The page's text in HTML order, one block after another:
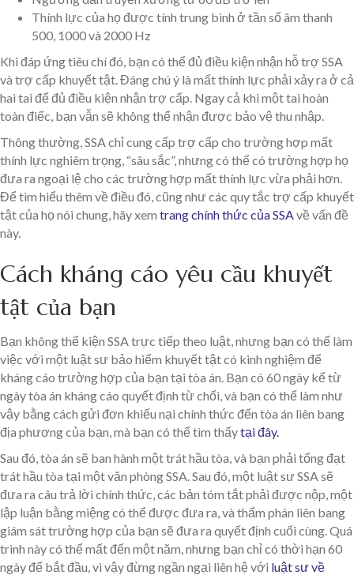
Thính lực của họ được tính trung bình ở tần số âm thanh
500, 1000 và 2000 Hz
Khi đáp ứng tiêu chí đó, bạn có thể đủ điều kiện nhận hỗ trợ SSA
và trợ cấp khuyết tật. Đáng chú ý là mất thính lực phải xảy ra ở cả
hai tai để đủ điều kiện nhận trợ cấp. Ngay cả khi một tai hoàn
toàn điếc, bạn vẫn sẽ không thể nhận được bảo vệ thu nhập.
Thông thường, SSA chỉ cung cấp trợ cấp cho trường hợp mất
thính lực nghiêm trọng, “sâu sắc”, nhưng có thể có trường hợp họ
đưa ra ngoại lệ cho các trường hợp mất thính lực vừa phải hơn.
Để tìm hiểu thêm về điều đó, cũng như các quy tắc trợ cấp khuyết
tật của họ nói chung, hãy xem trang chính thức của SSAvề vấn đề
này.
Cách kháng cáo yêu cầu khuyết
tật của bạn
Bạn không thể kiện SSA trực tiếp theo luật, nhưng bạn có thể làm
việc với một luật sư bảo hiểm khuyết tật có kinh nghiệm để
kháng cáo trường hợp của bạn tại tòa án. Bạn có 60 ngày kể từ
ngày tòa án kháng cáo quyết định từ chối, và bạn có thể làm như
vậy bằng cách gửi đơn khiếu nại chính thức đến tòa án liên bang
địa phương của bạn, mà bạn có thể tìm thấytại đây.
Sau đó, tòa án sẽ ban hành một trát hầu tòa, và bạn phải tống đạt
trát hầu tòa tại một văn phòng SSA. Sau đó, một luật sư SSA sẽ
đưa ra câu trả lời chính thức, các bản tóm tắt phải được nộp, một
lập luận bằng miệng có thể được đưa ra, và thẩm phán liên bang
giám sát trường hợp của bạn sẽ đưa ra quyết định cuối cùng. Quá
trình này có thể mất đến một năm, nhưng bạn chỉ có thời hạn 60
ngày để bắt đầu, vì vậy đừng ngần ngại liên hệ với luật sư về